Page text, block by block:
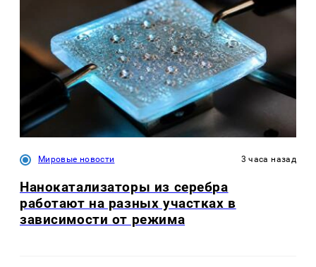
Мировые новости 3 часа назад
Нанокатализаторы из серебра
работают на разных участках в
зависимости от режима